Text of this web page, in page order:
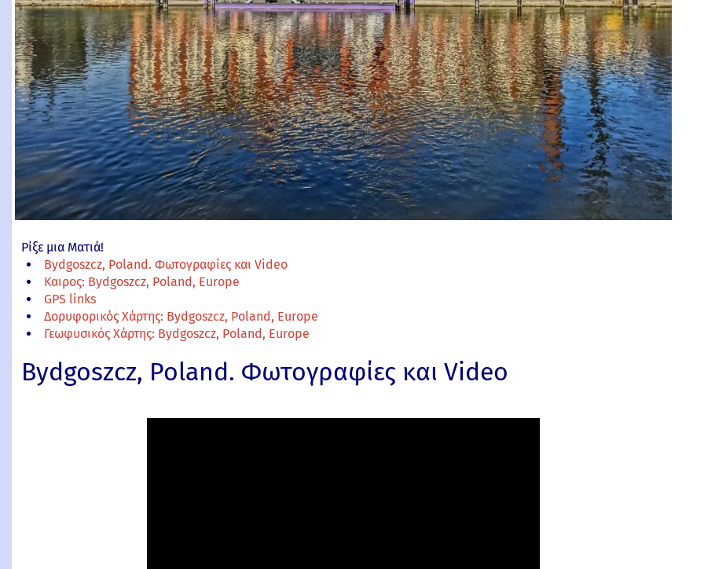
Ρίξε μια Ματιά!
Bydgoszcz, Poland. Φωτογραφίες και Video
Καιρος: Bydgoszcz, Poland, Europe
GPS links
Δορυφορικός Χάρτης: Bydgoszcz, Poland, Europe
Γεωφυσικός Χάρτης: Bydgoszcz, Poland, Europe
Bydgoszcz, Poland. Φωτογραφίες και Video